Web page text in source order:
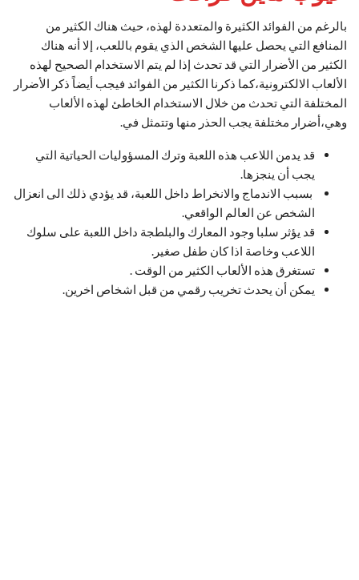
بالرغم من الفوائد الكثيرة والمتعددة لهذه، حيث هناك الكثير من
المنافع التي يحصل عليها الشخص الذي يقوم باللعب، إلا أنه هناك
الكثير من الأضرار التي قد تحدث إذا لم يتم الاستخدام الصحيح لهذه
الألعاب الالكترونية،كما ذكرنا الكثير من الفوائد فيجب أيضاً ذكر الأضرار
المختلفة التي تحدث من خلال الاستخدام الخاطئ لهذه الألعاب
وهي،أضرار مختلفة يجب الحذر منها وتتمثل في.
قد يدمن اللاعب هذه اللعبة وترك المسؤوليات الحياتية التي
يجب أن ينجزها.
بسبب الاندماج والانخراط داخل اللعبة، قد يؤدي ذلك الى انعزال
الشخص عن العالم الواقعي.
قد يؤثر سلبا وجود المعارك والبلطجة داخل اللعبة على سلوك
اللاعب وخاصة اذا كان طفل صغير.
تستغرق هذه الألعاب الكثير من الوقت .
يمكن أن يحدث تخريب رقمي من قبل اشخاص اخرين.